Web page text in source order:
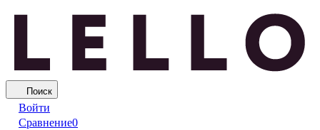
Поиск
Войти
Сравнение0